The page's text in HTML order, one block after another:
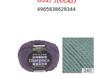
4965838628344